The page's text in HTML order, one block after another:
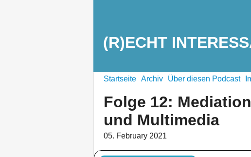
(R)ECHT
Startseite Archiv Über diesen Podcast
Folge 12:
und Multimedia
05. February 2021